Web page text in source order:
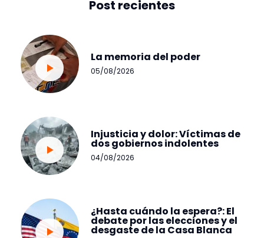
Post recientes
La memoria del poder
05/08/2026
Injusticia y dolor: Víctimas de
dos gobiernos indolentes
04/08/2026
¿Hasta cuándo la espera?: El
debate por las elecciones y el
desgaste de la Casa Blanca